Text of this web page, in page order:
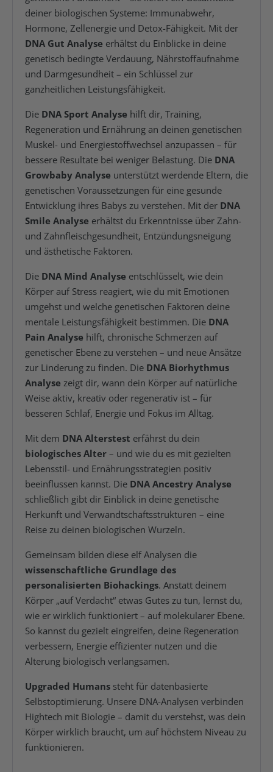
deiner biologischen Systeme: Immunabwehr,
Hormone, Zellenergie und Detox-Fähigkeit. Mit der
DNA Gut Analyse erhältst du Einblicke in deine
genetisch bedingte Verdauung, Nährstoffaufnahme
und Darmgesundheit – ein Schlüssel zur
ganzheitlichen Leistungsfähigkeit.
Die DNA Sport Analyse hilft dir, Training,
Regeneration und Ernährung an deinen genetischen
Muskel- und Energiestoffwechsel anzupassen – für
bessere Resultate bei weniger Belastung. Die DNA
Growbaby Analyse unterstützt werdende Eltern, die
genetischen Voraussetzungen für eine gesunde
Entwicklung ihres Babys zu verstehen. Mit der DNA
Smile Analyse erhältst du Erkenntnisse über Zahn-
und Zahnfleischgesundheit, Entzündungsneigung
und ästhetische Faktoren.
Die DNA Mind Analyse entschlüsselt, wie dein
Körper auf Stress reagiert, wie du mit Emotionen
umgehst und welche genetischen Faktoren deine
mentale Leistungsfähigkeit bestimmen. Die DNA
Pain Analyse hilft, chronische Schmerzen auf
genetischer Ebene zu verstehen – und neue Ansätze
zur Linderung zu finden. Die DNA Biorhythmus
Analyse zeigt dir, wann dein Körper auf natürliche
Weise aktiv, kreativ oder regenerativ ist – für
besseren Schlaf, Energie und Fokus im Alltag.
Mit dem DNA Alterstest erfährst du dein
biologisches Alter – und wie du es mit gezielten
Lebensstil- und Ernährungsstrategien positiv
beeinflussen kannst. Die DNA Ancestry Analyse
schließlich gibt dir Einblick in deine genetische
Herkunft und Verwandtschaftsstrukturen – eine
Reise zu deinen biologischen Wurzeln.
Gemeinsam bilden diese elf Analysen die
wissenschaftliche Grundlage des
personalisierten Biohackings. Anstatt deinem
Körper „auf Verdacht“ etwas Gutes zu tun, lernst du,
wie er wirklich funktioniert – auf molekularer Ebene.
So kannst du gezielt eingreifen, deine Regeneration
verbessern, Energie effizienter nutzen und die
Alterung biologisch verlangsamen.
Upgraded Humans steht für datenbasierte
Selbstoptimierung. Unsere DNA-Analysen verbinden
Hightech mit Biologie – damit du verstehst, was dein
Körper wirklich braucht, um auf höchstem Niveau zu
funktionieren.